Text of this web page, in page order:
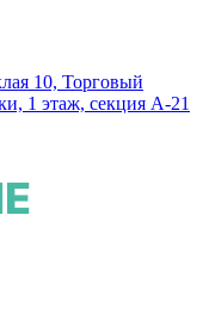
10, Торговый
1 этаж, секция А-21